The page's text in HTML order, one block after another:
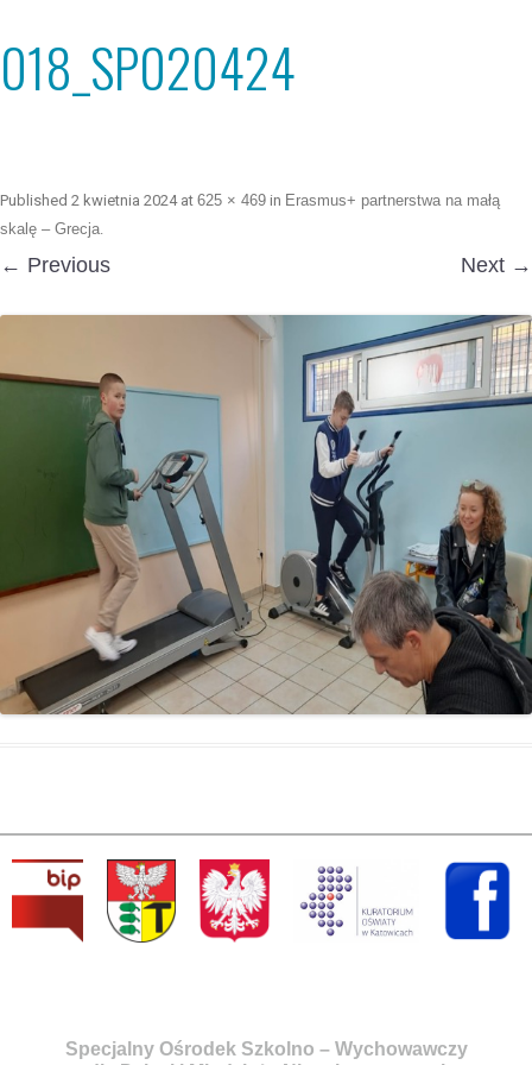
018_SP020424
Published 2 kwietnia 2024at 625 × 469 in Erasmus+ partnerstwa na małą
skalę – Grecja.
← Previous Next →
Specjalny Ośrodek Szkolno – Wychowawczy